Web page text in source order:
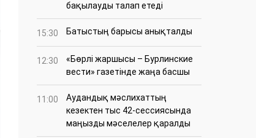
бақылауды талап етеді
15:30 Батыстың барысы анықталды
12:30
«Бөрлі жаршысы – Бурлинские
вести» газетінде жаңа басшы
11:00
Аудандық мәслихаттың
кезектен тыс 42-сессиясында
маңызды мәселелер қаралды